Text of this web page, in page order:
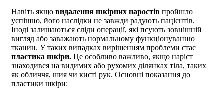
Навіть якщо видалення шкірних наростів пройшло
успішно, його наслідки не завжди радують пацієнтів.
Іноді залишаються сліди операції, які псують зовнішній
вигляд або заважають нормальному функціонуванню
тканин. У таких випадках вирішенням проблеми стає
пластика шкіри. Це особливо важливо, якщо наріст
знаходився на видимих або рухомих ділянках тіла, таких
як обличчя, шия чи кисті рук. Основні показання до
пластики шкіри: